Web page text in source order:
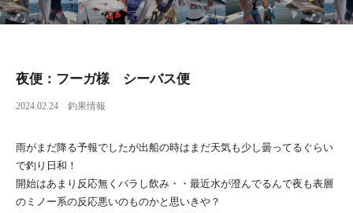
料金案内
よくあるご質問
アクセス
お問い合わせ
個人情報保護方針
夜便：フーガ様 シーバス便
2024.02.24 釣果情報
雨がまだ降る予報でしたが出船の時はまだ天気も少し曇ってるぐらい
で釣り日和！
開始はあまり反応無くバラし飲み・・最近水が澄んでるんで夜も表層
のミノー系の反応悪いのものかと思いきや？